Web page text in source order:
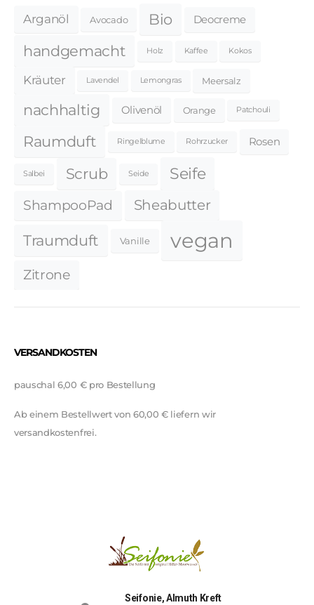
Arganöl Avocado Bio Deocreme
handgemacht Holz Kaffee Kokos
Kräuter Lavendel Lemongras Meersalz
nachhaltig Olivenöl Orange Patchouli
Raumduft Ringelblume Rohrzucker Rosen
Salbei Scrub Seide Seife
ShampooPad Sheabutter
Traumduft Vanille vegan
Zitrone
VERSANDKOSTEN
pauschal 6,00 € pro Bestellung
Ab einem Bestellwert von 60,00 € liefern wir
versandkostenfrei.
Seifonie, Almuth Kreft